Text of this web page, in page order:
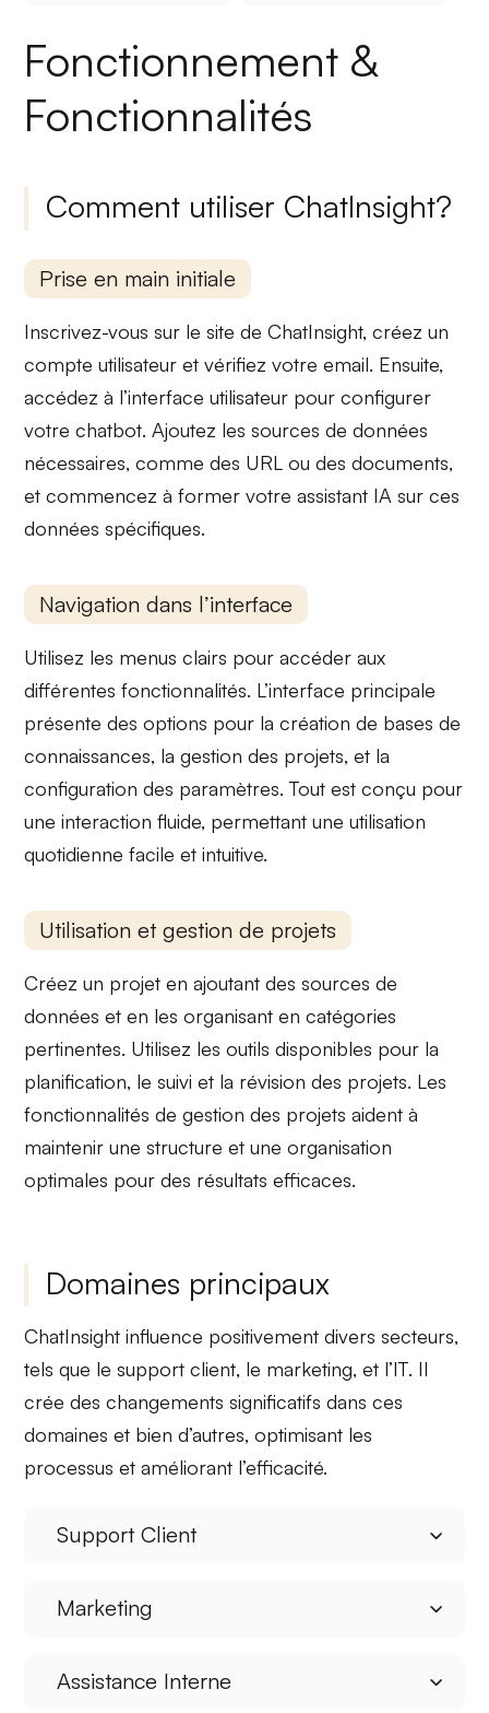
Fonctionnement &
Fonctionnalités
Comment utiliser ChatInsight?
Prise en main initiale
Inscrivez-vous sur le site de ChatInsight, créez un
compte utilisateur et vérifiez votre email. Ensuite,
accédez à l’interface utilisateur pourconfigurer
votre chatbot. Ajoutez les sources de données
nécessaires, comme des URL ou des documents,
et commencez à former votre assistant IA sur ces
données spécifiques.
Navigation dans l’interface
Utilisez les menus clairs pour accéder aux
différentes fonctionnalités. L’interface principale
présente des options pour lacréation de bases de
connaissances, lagestion des projets, et la
configuration des paramètres. Tout est conçu pour
une interaction fluide, permettant une utilisation
quotidienne facile et intuitive.
Utilisation et gestion de projets
Créez un projet en ajoutant dessources de
données et en les organisant en catégories
pertinentes. Utilisez les outils disponibles pour la
planification, lesuivi et la révision des projets. Les
fonctionnalités degestion des projets aident à
maintenir une structure et une organisation
optimales pour des résultats efficaces.
Domaines principaux
ChatInsight influence positivement divers secteurs,
tels que lesupport client, le marketing, et l’IT. Il
crée des changements significatifs dans ces
domaines et bien d’autres, optimisant les
processus et améliorant l’efficacité.
Support Client
Marketing
Assistance Interne